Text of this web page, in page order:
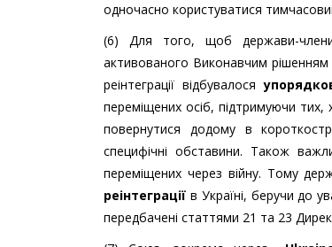
одночасно користуватися
(6) Для того, щоб держави-
активованого Виконавчим
реінтеграції відбувалося
переміщених осіб, підтримуючи
повернутися додому в
специфічні обставини. Також
переміщених через війну. Тому
реінтеграції в Україні, беручи до
передбачені статтями 21 та 23